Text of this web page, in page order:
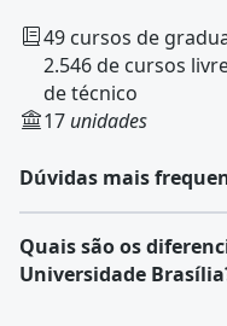
49 cursos de
2.546 de cursos
de técnico
17 unidades
Dúvidas mais
Quais são os
Universidade